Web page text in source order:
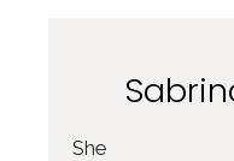
She